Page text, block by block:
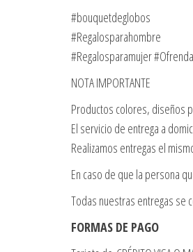
#bouquetdeglobos
#Regalosparahombre
#Regalosparamujer
NOTA IMPORTANTE
Productos colores, diseños
El servicio de entrega a
Realizamos entregas el
En caso de que la persona
Todas nuestras entregas se
FORMAS DE PAGO